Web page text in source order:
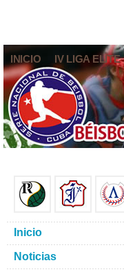
INICIO IV LIGA ELITE
Inicio
Noticias